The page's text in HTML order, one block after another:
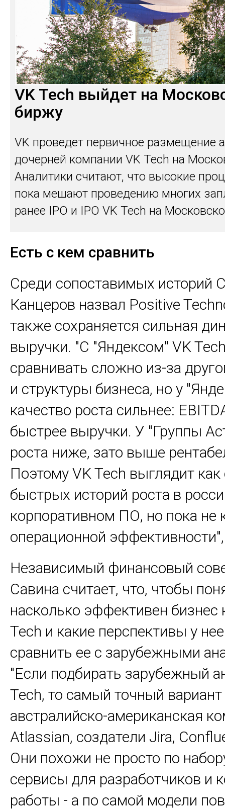
VK Tech выйдет на
биржу
VK проведет первичное размещение
дочерней компании VK Tech на
Аналитики считают, что высокие
пока мешают проведению многих
ранее IPO и IPO VK Tech на
половине 2026 г.
Есть с кем сравнить
Среди сопоставимых историй
Канцеров назвал Positive
также сохраняется сильная
выручки. "С "Яндексом" VK
сравнивать сложно из-за
и структуры бизнеса, но у
качество роста сильнее:
быстрее выручки. У "Группы
роста ниже, зато выше
Поэтому VK Tech выглядит как
быстрых историй роста в
корпоративном ПО, но пока не
операционной
Независимый финансовый
Савина считает, что, чтобы
насколько эффективен бизнес
Tech и какие перспективы у
сравнить ее с зарубежными
"Если подбирать зарубежный
Tech, то самый точный вариант
австралийско-американская
Atlassian, создатели Jira,
Они похожи не просто по
сервисы для разработчиков и
работы - а по самой модели